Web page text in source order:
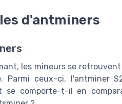
d'antminers
les mineurs se
Parmi ceux-ci, l'antminer
se comporte-t-il en